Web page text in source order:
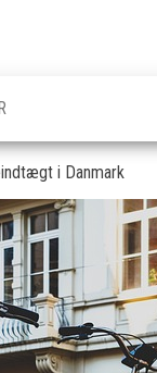
i Danmark